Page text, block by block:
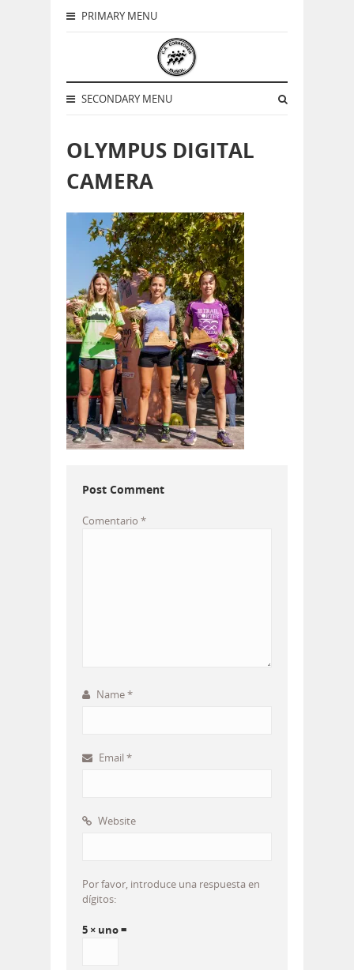
PRIMARY MENU
SECONDARY MENU
OLYMPUS DIGITAL
CAMERA
Post Comment
Comentario *
Name*
Email *
Website
Por favor, introduce una respuesta en
dígitos:
5 × uno =